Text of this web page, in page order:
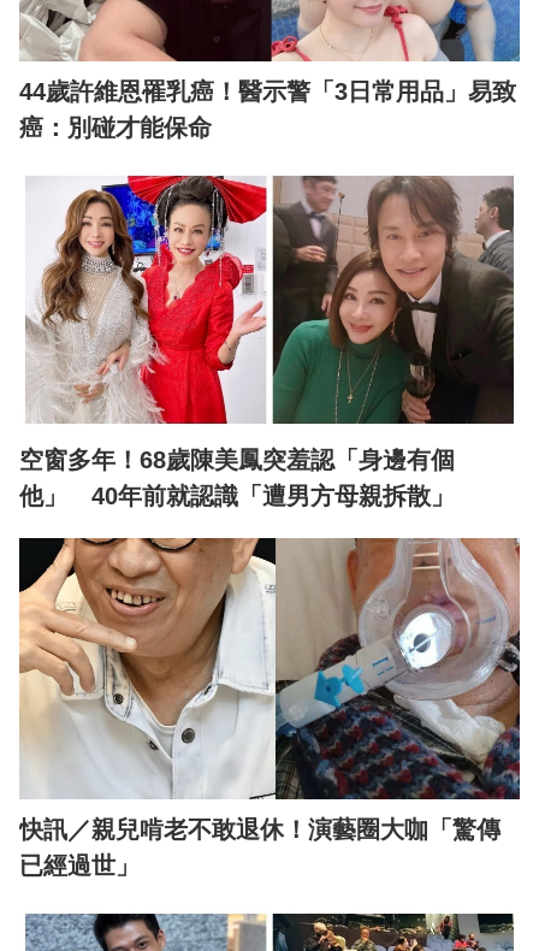
44歲許維恩罹乳癌！醫示警「3日常用品」易致
癌：別碰才能保命
空窗多年！68歲陳美鳳突羞認「身邊有個
他」 40年前就認識「遭男方母親拆散」
快訊／親兒啃老不敢退休！演藝圈大咖「驚傳
已經過世」